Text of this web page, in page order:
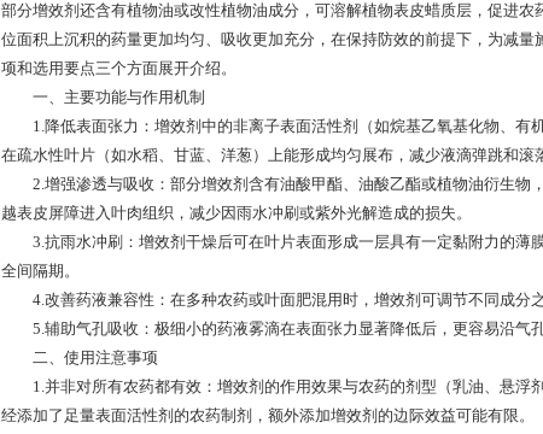
部分增效剂还含有植物油或改性植物油成分，可溶解植物表皮蜡质层，促进
位面积上沉积的药量更加均匀、吸收更加充分，在保持防效的前提下，为减
项和选用要点三个方面展开介绍。
一、主要功能与作用机制
1.降低表面张力：增效剂中的非离子表面活性剂（如烷基乙氧基化物、有
在疏水性叶片（如水稻、甘蓝、洋葱）上能形成均匀展布，减少液滴弹跳和滚
2.增强渗透与吸收：部分增效剂含有油酸甲酯、油酸乙酯或植物油衍生物
越表皮屏障进入叶肉组织，减少因雨水冲刷或紫外光解造成的损失。
3.抗雨水冲刷：增效剂干燥后可在叶片表面形成一层具有一定黏附力的薄
全间隔期。
4.改善药液兼容性：在多种农药或叶面肥混用时，增效剂可调节不同成分
5.辅助气孔吸收：极细小的药液雾滴在表面张力显著降低后，更容易沿气
二、使用注意事项
1.并非对所有农药都有效：增效剂的作用效果与农药的剂型（乳油、悬浮
经添加了足量表面活性剂的农药制剂，额外添加增效剂的边际效益可能有限。